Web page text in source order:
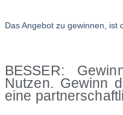
Das Angebot zu gewinnen, ist
BESSER:
Nutzen. Gewinn
eine